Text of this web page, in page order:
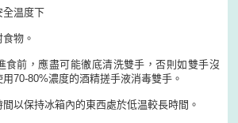
全温度下
物。
食前，應盡可能徹底清洗雙手，否則如雙手沒
70-80%濃度的酒精搓手液消毒雙手。
以保持冰箱內的東西處於低温較長時間。